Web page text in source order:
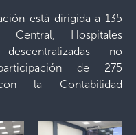
está dirigida a 135
Central, Hospitales
no
de 275
la Contabilidad